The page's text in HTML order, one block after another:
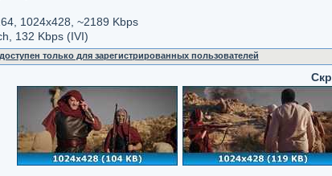
1024x428, ~2189 Kbps
132 Kbps (IVI)
только для зарегистрированных пользователей